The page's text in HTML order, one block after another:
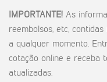
IMPORTANTE! As
reembolsos, etc,
a qualquer momento.
cotação online e receba
atualizadas.